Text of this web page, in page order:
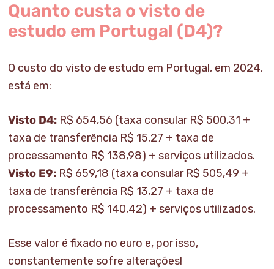
Quanto custa o visto de
estudo em Portugal (D4)?
O custo do visto de estudo em Portugal, em 2024,
está em:
Visto D4: R$ 654,56 (taxa consular R$ 500,31 +
taxa de transferência R$ 15,27 + taxa de
processamento R$ 138,98) + serviços utilizados.
Visto E9: R$ 659,18 (taxa consular R$ 505,49 +
taxa de transferência R$ 13,27 + taxa de
processamento R$ 140,42) + serviços utilizados.
Esse valor é fixado no euro e, por isso,
constantemente sofre alterações!